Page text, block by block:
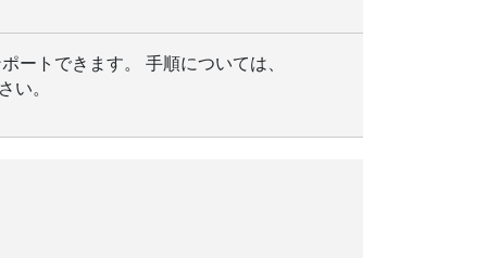
ートできます。 手順については、
い。